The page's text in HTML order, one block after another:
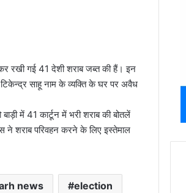
रखी गई 41 देशी शराब जब्त की हैं। इन
साहू नाम के व्यक्ति के घर पर अवैध
में 41 कार्टून में भरी शराब की बोतलें
ने शराब परिवहन करने के लिए इस्तेमाल
news election